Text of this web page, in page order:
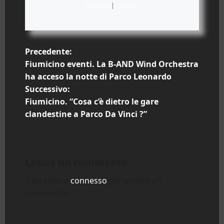
|
N
a
v
i
Precedente:
Fiumicino eventi. La B-AND Wind Orchestra
ha acceso la notte di Parco Leonardo
Successivo:
Fiumicino. “Cosa c’è dietro le gare
clandestine a Parco Da Vinci ?”
connesso